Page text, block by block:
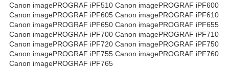
Canon imagePROGRAF iPF510 Canon imagePROGRAF iPF600
Canon imagePROGRAF iPF605 Canon imagePROGRAF iPF610
Canon imagePROGRAF iPF650 Canon imagePROGRAF iPF655
Canon imagePROGRAF iPF700 Canon imagePROGRAF iPF710
Canon imagePROGRAF iPF720 Canon imagePROGRAF iPF750
Canon imagePROGRAF iPF755 Canon imagePROGRAF iPF760
Canon imagePROGRAF iPF765